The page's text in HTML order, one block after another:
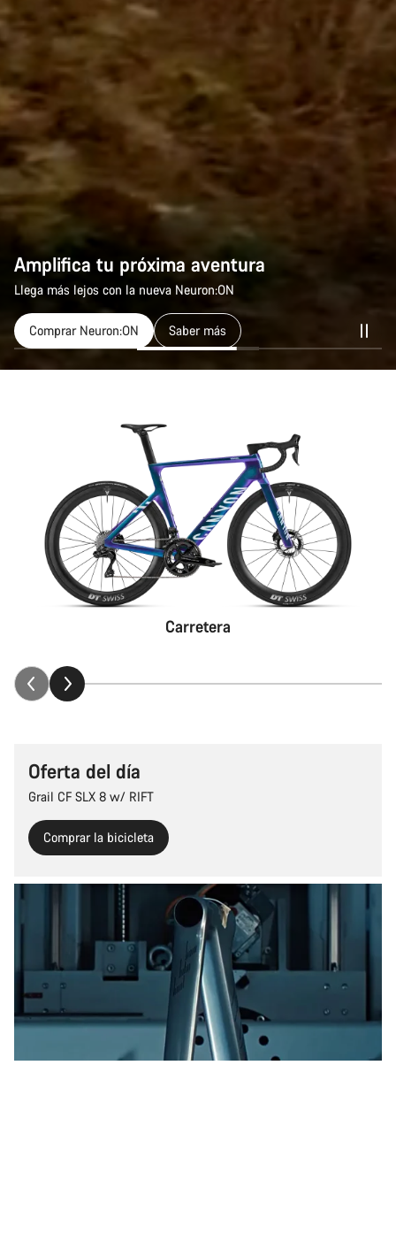
Amplifica tu próxima aventura
Llega más lejos con la nueva Neuron:ON
Comprar Neuron:ON Saber más
Amplifica tu próxima aventura
Llega más lejos con la nueva Neuron:ON
Comprar Neuron:ON Saber más
Carretera
Oferta del día
Grail CF SLX 8 w/ RIFT
Comprar la bicicleta